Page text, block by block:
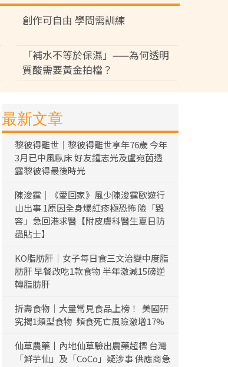
創作可自由 學問需訓練
「補水不等於保濕」——為何透明
質酸需要黃金拍檔？
最新文章
黎彼得離世｜黎彼得離世享年76歲 今年
3月已中風臥床 好友鍾志光及盧宛茵透
露黎彼得最後時光
陳浚霆｜《愛回家》風少陳浚霆歐遊行
山出事 1原因全身爆紅疹極恐怖 險「毀
容」急回港求醫【附皮膚科醫生夏日防
蟲貼士】
KO脂肪肝｜女子每日食三文治變中度脂
肪肝 早餐改吃1款食物 半年激減15磅逆
轉脂肪肝
折壽食物｜大量常見食品上榜！ 美國研
究揭1類型食物 頻食死亡風險激增17%
仙草農藥丨內地仙草驗出農藥超標 台灣
「鮮芋仙」及「CoCo」疑涉事 供應商急